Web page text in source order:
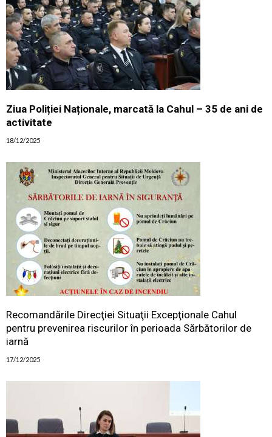
Ziua Poliției Naționale, marcată la Cahul – 35 de ani de
activitate
18/12/2025
Recomandările Direcţiei Situaţii Excepţionale Cahul
pentru prevenirea riscurilor în perioada Sărbătorilor de
iarnă
17/12/2025